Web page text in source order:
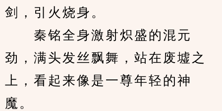
剑，引火烧身。
秦铭全身激射炽盛的混元
劲，满头发丝飘舞，站在废墟之
上，看起来像是一尊年轻的神
魔。